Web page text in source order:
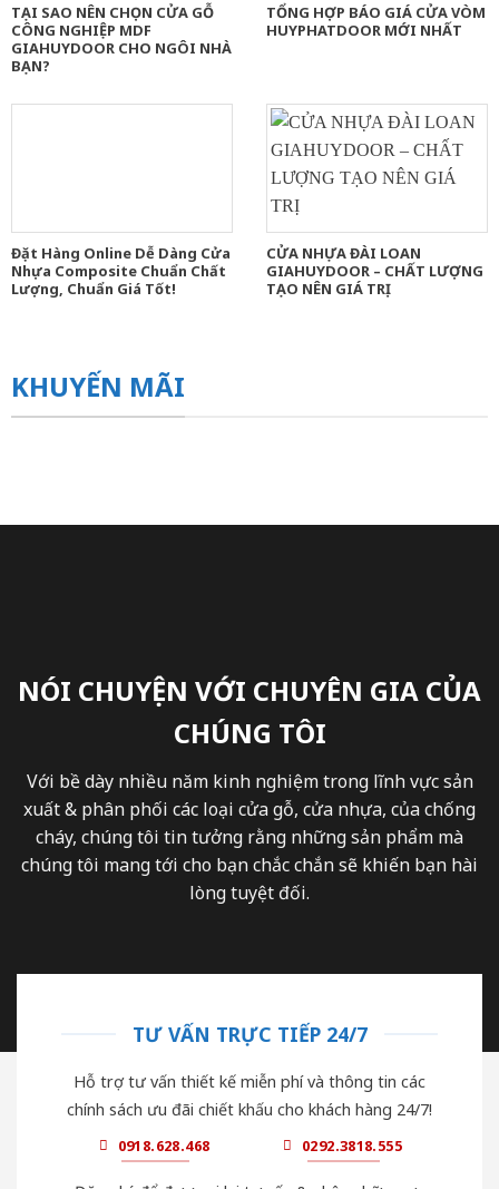
TẠI SAO NÊN CHỌN CỬA GỖ
CÔNG NGHIỆP MDF
GIAHUYDOOR CHO NGÔI NHÀ
BẠN?
TỔNG HỢP BÁO GIÁ CỬA VÒM
HUYPHATDOOR MỚI NHẤT
Đặt Hàng Online Dễ Dàng Cửa
Nhựa Composite Chuẩn Chất
Lượng, Chuẩn Giá Tốt!
CỬA NHỰA ĐÀI LOAN
GIAHUYDOOR – CHẤT LƯỢNG
TẠO NÊN GIÁ TRỊ
KHUYẾN MÃI
NÓI CHUYỆN VỚI CHUYÊN GIA CỦA
CHÚNG TÔI
Với bề dày nhiều năm kinh nghiệm trong lĩnh vực sản
xuất & phân phối các loại cửa gỗ, cửa nhựa, của chống
cháy, chúng tôi tin tưởng rằng những sản phẩm mà
chúng tôi mang tới cho bạn chắc chắn sẽ khiến bạn hài
lòng tuyệt đối.
TƯ VẤN TRỰC TIẾP 24/7
Hỗ trợ tư vấn thiết kế miễn phí và thông tin các
chính sách ưu đãi chiết khấu cho khách hàng 24/7!
0918.628.468 0292.3818.555